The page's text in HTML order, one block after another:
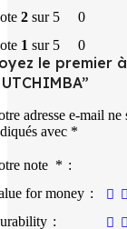
2 sur 5
0
1 sur 5 0
le premier
adresse e-mail ne
avec *
note *
for money